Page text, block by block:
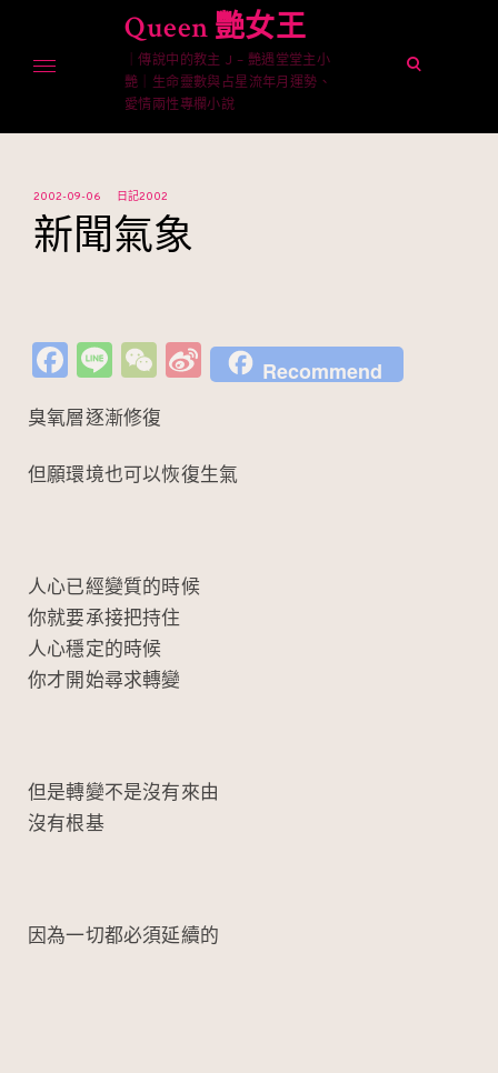
content
Queen 艷女王
｜傳說中的教主 J – 艷遇堂堂主小
艷｜生命靈數與占星流年月運勢、
愛情兩性專欄小說
open
2002-09-06 日記2002
新聞氣象
Fa
e
b
k
Li
n
e
W
C
h
Si
n
W
Recommend
臭氧層逐漸修復
但願環境也可以恢復生氣
人心已經變質的時候
你就要承接把持住
人心穩定的時候
你才開始尋求轉變
但是轉變不是沒有來由
沒有根基
因為一切都必須延續的